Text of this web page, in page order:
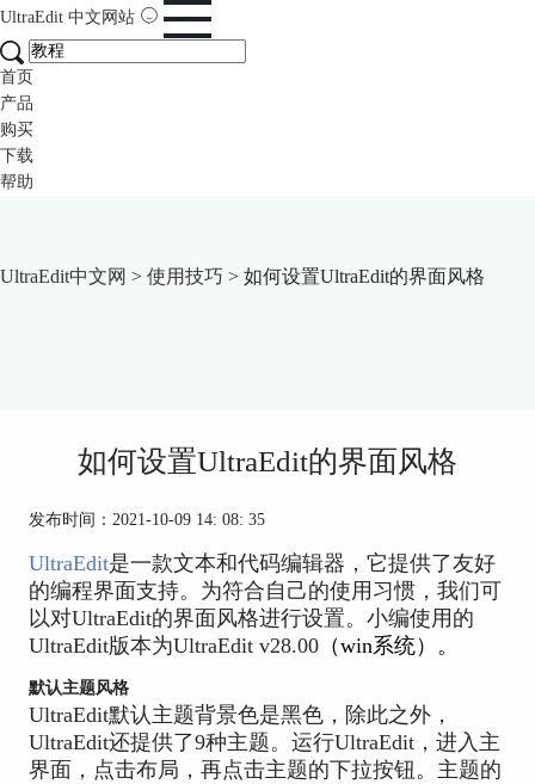
UltraEdit 中文网站
首页
产品
购买
下载
帮助
UltraEdit中文网 > 使用技巧 > 如何设置UltraEdit的界面风格
如何设置UltraEdit的界面风格
发布时间：2021-10-09 14: 08: 35
UltraEdit是一款文本和代码编辑器，它提供了友好
的编程界面支持。为符合自己的使用习惯，我们可
以对UltraEdit的界面风格进行设置。小编使用的
UltraEdit版本为UltraEdit v28.00（win系统）。
默认主题风格
UltraEdit默认主题背景色是黑色，除此之外，
UltraEdit还提供了9种主题。运行UltraEdit，进入主
界面，点击布局，再点击主题的下拉按钮。主题的